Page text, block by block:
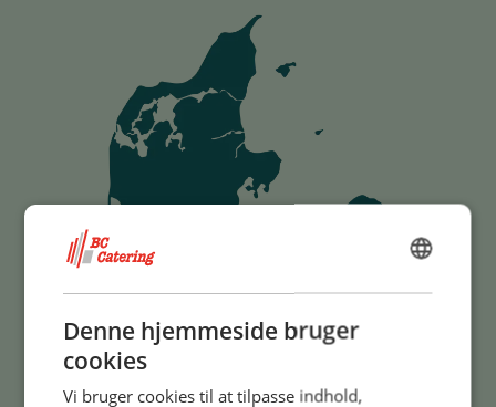
Danske landmænd
Denne hjemmeside bruger
cookies
Vi bruger cookies til at tilpasse indhold,